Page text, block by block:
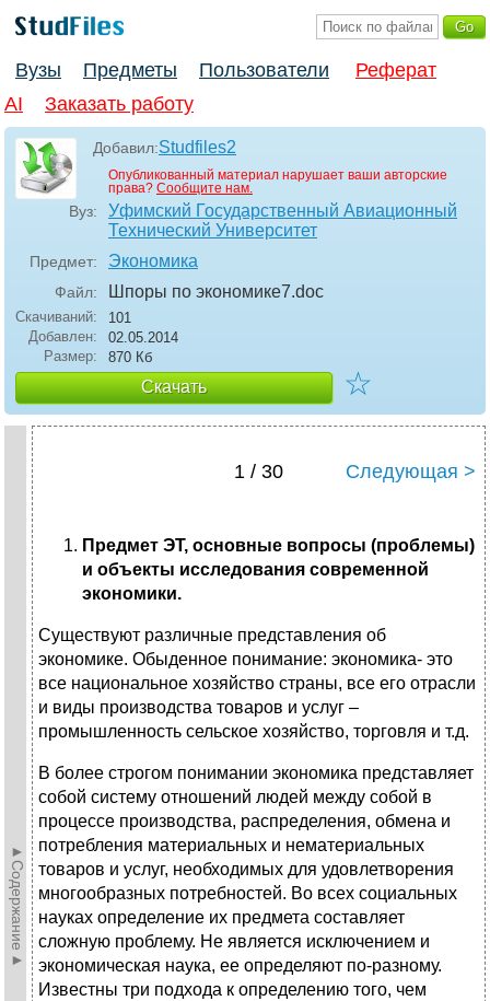
Вузы Предметы Пользователи
Реферат
AI
Заказать работу
Добавил:Studfiles2
Опубликованный материал нарушает ваши авторские
права? Сообщите нам.
Вуз:
Уфимский Государственный Авиационный
Технический Университет
Предмет: Экономика
Файл: Шпоры по экономике7.doc
Скачиваний:
101
Добавлен:
02.05.2014
Размер:
870 Кб
Скачать ☆
►Содержание►
1 / 30 Следующая >
Предмет ЭТ, основные вопросы (проблемы)
и объекты исследования современной
экономики.
Существуют различные представления об
экономике. Обыденное понимание: экономика- это
все национальное хозяйство страны, все его отрасли
и виды производства товаров и услуг –
промышленность сельское хозяйство, торговля и т.д.
В более строгом понимании экономика представляет
собой систему отношений людей между собой в
процессе производства, распределения, обмена и
потребления материальных и нематериальных
товаров и услуг, необходимых для удовлетворения
многообразных потребностей. Во всех социальных
науках определение их предмета составляет
сложную проблему. Не является исключением и
экономическая наука, ее определяют по-разному.
Известны три подхода к определению того, чем